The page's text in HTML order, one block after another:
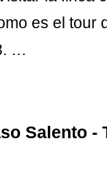
es el tour
…
Salento -